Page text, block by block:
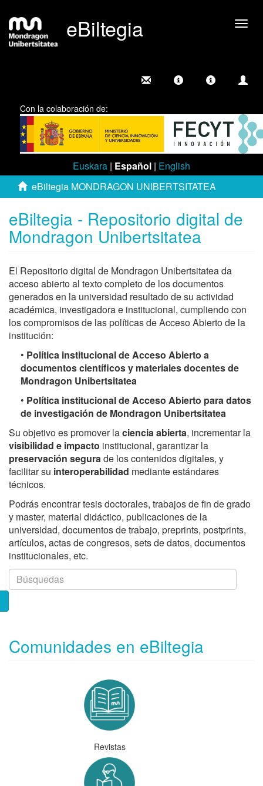
eBiltegia
Con la colaboración de:
Euskara | Español | English
eBiltegia MONDRAGON UNIBERTSITATEA
eBiltegia - Repositorio digital de
Mondragon Unibertsitatea
El Repositorio digital de Mondragon Unibertsitatea da
acceso abierto al texto completo de los documentos
generados en la universidad resultado de su actividad
académica, investigadora e institucional, cumpliendo con
los compromisos de las políticas de Acceso Abierto de la
institución:
• Política institucional de Acceso Abierto a
documentos científicos y materiales docentes de
Mondragon Unibertsitatea
• Política institucional de Acceso Abierto para datos
de investigación de Mondragon Unibertsitatea
Su objetivo es promover laciencia abierta, incrementar la
visibilidad e impacto institucional, garantizar la
preservación segurade los contenidos digitales, y
facilitar su interoperabilidad mediante estándares
técnicos.
Podrás encontrar tesis doctorales, trabajos de fin de grado
y master, material didáctico, publicaciones de la
universidad, documentos de trabajo, preprints, postprints,
artículos, actas de congresos, sets de datos, documentos
institucionales, etc.
Comunidades en eBiltegia
Revistas